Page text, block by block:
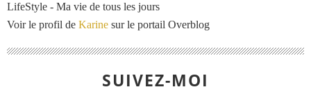
LifeStyle - Ma vie de tous les jours
Voir le profil de Karine sur le portail Overblog
SUIVEZ-MOI